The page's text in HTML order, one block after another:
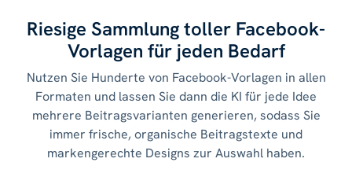
Riesige Sammlung toller Facebook-
Vorlagen für jeden Bedarf
Nutzen Sie Hunderte von Facebook-Vorlagen in allen
Formaten und lassen Sie dann die KI für jede Idee
mehrere Beitragsvarianten generieren, sodass Sie
immer frische, organische Beitragstexte und
markengerechte Designs zur Auswahl haben.